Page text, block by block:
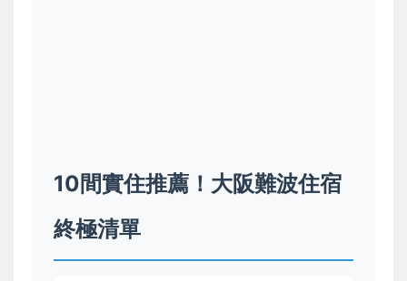
10間實住推薦！大阪難波住宿
終極清單